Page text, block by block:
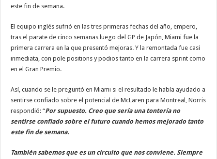
este fin de semana.
El equipo inglés sufrió en las tres primeras fechas del año, empero,
tras el parate de cinco semanas luego del GP de Japón, Miami fue la
primera carrera en la que presentó mejoras. Y la remontada fue casi
inmediata, con pole positions y podios tanto en la carrera sprint como
en el Gran Premio.
Así, cuando se le preguntó en Miami si el resultado le había ayudado a
sentirse confiado sobre el potencial de McLaren para Montreal, Norris
respondió: “Por supuesto. Creo que sería una tontería no
sentirse confiado sobre el futuro cuando hemos mejorado tanto
este fin de semana.
También sabemos que es un circuito que nos conviene. Siempre